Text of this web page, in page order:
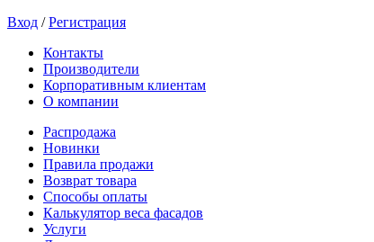
Вход /Регистрация
Контакты
Производители
Корпоративным клиентам
О компании
Распродажа
Новинки
Правила продажи
Возврат товара
Способы оплаты
Калькулятор веса фасадов
Услуги